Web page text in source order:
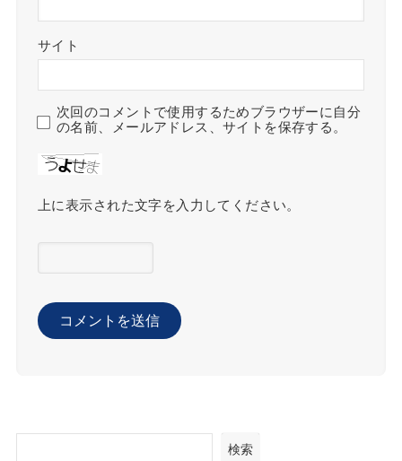
サイト
次回のコメントで使用するためブラウザーに自分
の名前、メールアドレス、サイトを保存する。
上に表示された文字を入力してください。
検索